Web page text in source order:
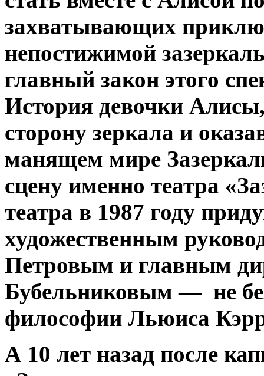
захватывающих
непостижимой
главный закон этого
История девочки
сторону зеркала и
манящем мире
сцену именно театра
театра в 1987 году
художественным
Петровым и главным
Бубельниковым — не
философии Льюиса
А 10 лет назад после